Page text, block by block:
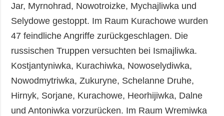
Jar, Myrnohrad, Nowotroizke, Mychajliwka und
Selydowe gestoppt. Im Raum Kurachowe wurden
47 feindliche Angriffe zurückgeschlagen. Die
russischen Truppen versuchten bei Ismajliwka.
Kostjantyniwka, Kurachiwka, Nowoselydiwka,
Nowodmytriwka, Zukuryne, Schelanne Druhe,
Hirnyk, Sorjane, Kurachowe, Heorhijiwka, Dalne
und Antoniwka vorzurücken. Im Raum Wremiwka